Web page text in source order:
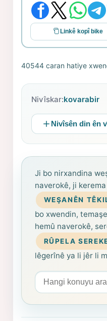
Linkê kopî bike
40544 caran hatiye
Nivîskar:kovarabir
Nivîsên din ên
Ji bo nirxandina
naverokê, ji
WEŞANÊN
bo xwendin,
hemû naverokê,
RÛPELA
lêgerînê ya li jêr li
Arama yapın